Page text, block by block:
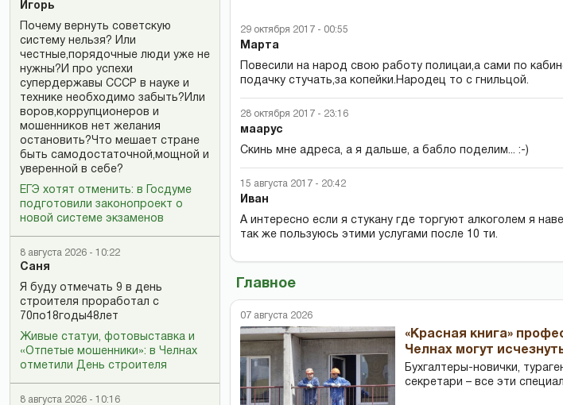
Игорь
Почему вернуть советскую
систему нельзя? Или
честные,порядочные люди уже не
нужны?И про успехи
супердержавы СССР в науке и
технике необходимо забыть?Или
воров,коррупционеров и
мошенников нет желания
остановить?Что мешает стране
быть самодостаточной,мощной и
уверенной в себе?
ЕГЭ хотят отменить: в Госдуме
подготовили законопроект о
новой системе экзаменов
8 августа 2026 - 10:22
Саня
Я буду отмечать 9 в день
строителя проработал с
70по18годы48лет
Живые статуи, фотовыставка и
«Отпетые мошенники»: в Челнах
отметили День строителя
8 августа 2026 - 10:16
29 октября 2017 - 00:55
Марта
Повесили на народ свою работу полицаи,а сами по
подачку стучать,за копейки.Народец то с гнильцой.
28 октября 2017 - 23:16
маарус
Скинь мне адреса, а я дальше, а бабло поделим... :-)
15 августа 2017 - 20:42
Иван
А интересно если я стукану где торгуют алкоголем я
так же пользуюсь этими услугами после 10 ти.
Главное
07 августа 2026
«Красная книга»
Челнах могут
Бухгалтеры-новички,
секретари – все эти